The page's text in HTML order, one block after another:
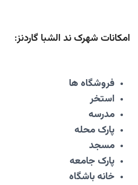
امکانات شهرکند الشبا گاردنز:
فروشگاه ها
استخر
مدرسه
پارک محله
مسجد
پارک جامعه
خانه باشگاه